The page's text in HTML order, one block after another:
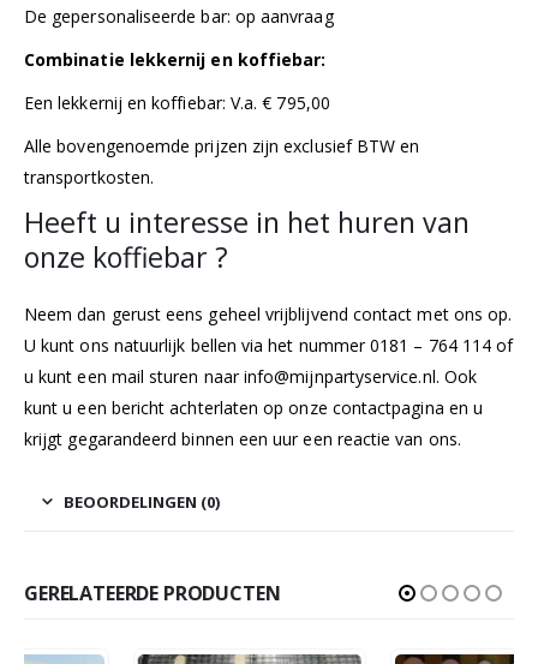
De gepersonaliseerde bar: op aanvraag
Combinatie lekkernij en koffiebar:
Een lekkernij en koffiebar: V.a. € 795,00
Alle bovengenoemde prijzen zijn exclusief BTW en
transportkosten.
Heeft u interesse in het huren van
onze koffiebar ?
Neem dan gerust eens geheel vrijblijvend contact met ons op.
U kunt ons natuurlijk bellen via het nummer 0181 – 764 114 of
u kunt een mail sturen naarinfo@mijnpartyservice.nl. Ook
kunt u een bericht achterlaten op onze contactpagina en u
krijgt gegarandeerd binnen een uur een reactie van ons.
BEOORDELINGEN (0)
GERELATEERDE PRODUCTEN